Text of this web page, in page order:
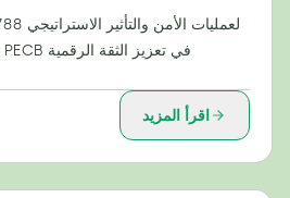
اقرأ المزيد